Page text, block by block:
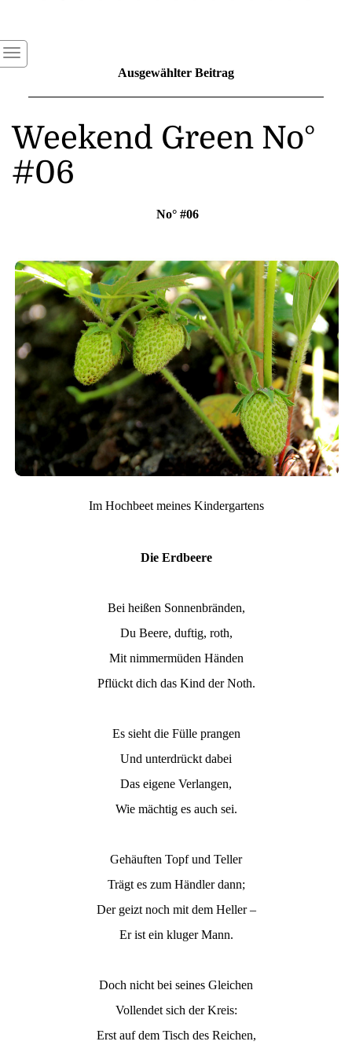
Ausgewählter Beitrag
Weekend Green No°
#06
No° #06
Im Hochbeet meines Kindergartens
Die Erdbeere
Bei heißen Sonnenbränden,
Du Beere, duftig, roth,
Mit nimmermüden Händen
Pflückt dich das Kind der Noth.
Es sieht die Fülle prangen
Und unterdrückt dabei
Das eigene Verlangen,
Wie mächtig es auch sei.
Gehäuften Topf und Teller
Trägt es zum Händler dann;
Der geizt noch mit dem Heller –
Er ist ein kluger Mann.
Doch nicht bei seines Gleichen
Vollendet sich der Kreis:
Erst auf dem Tisch des Reichen,